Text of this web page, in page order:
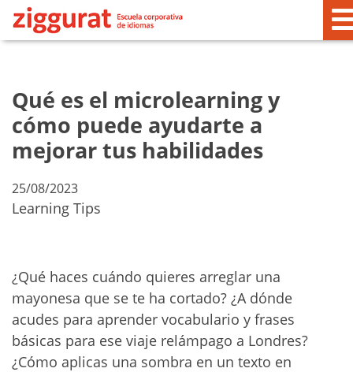
Qué es el microlearning y
cómo puede ayudarte a
mejorar tus habilidades
25/08/2023
Learning Tips
¿Qué haces cuándo quieres arreglar una
mayonesa que se te ha cortado? ¿A dónde
acudes para aprender vocabulario y frases
básicas para ese viaje relámpago a Londres?
¿Cómo aplicas una sombra en un texto en